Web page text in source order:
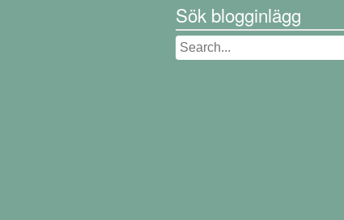
Sök blogginlägg